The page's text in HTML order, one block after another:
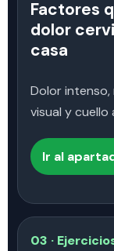
Factores
dolor
casa
Dolor
visual y cuello
Ir al
03 ·